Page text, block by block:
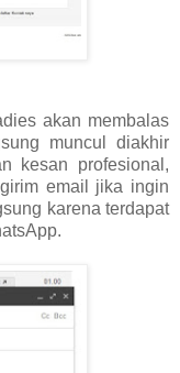
akan membalas
muncul diakhir
kesan profesional,
email jika ingin
karena terdapat